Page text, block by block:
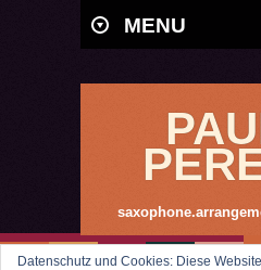
MENU
Datenschutz und Cookies: Diese